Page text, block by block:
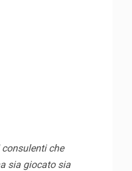
che
sia giocato sia